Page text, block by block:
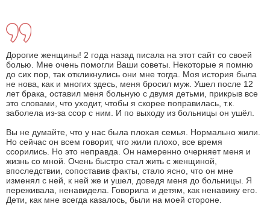
Дорогие женщины! 2 года назад писала на этот сайт со своей
болью. Мне очень помогли Ваши советы. Некоторые я помню
до сих пор, так откликнулись они мне тогда. Моя история была
не нова, как и многих здесь, меня бросил муж. Ушел после 12
лет брака, оставил меня больную с двумя детьми, прикрыв все
это словами, что уходит, чтобы я скорее поправилась, т.к.
заболела из-за ссор с ним. И по выходу из больницы он ушёл.
Вы не думайте, что у нас была плохая семья. Нормально жили.
Но сейчас он всем говорит, что жили плохо, все время
ссорились. Но это неправда. Он намеренно очерняет меня и
жизнь со мной. Очень быстро стал жить с женщиной,
впоследствии, сопоставив факты, стало ясно, что он мне
изменял с ней, к ней же и ушел, доведя меня до больницы. Я
переживала, ненавидела. Говорила и детям, как ненавижу его.
Дети, как мне всегда казалось, были на моей стороне.